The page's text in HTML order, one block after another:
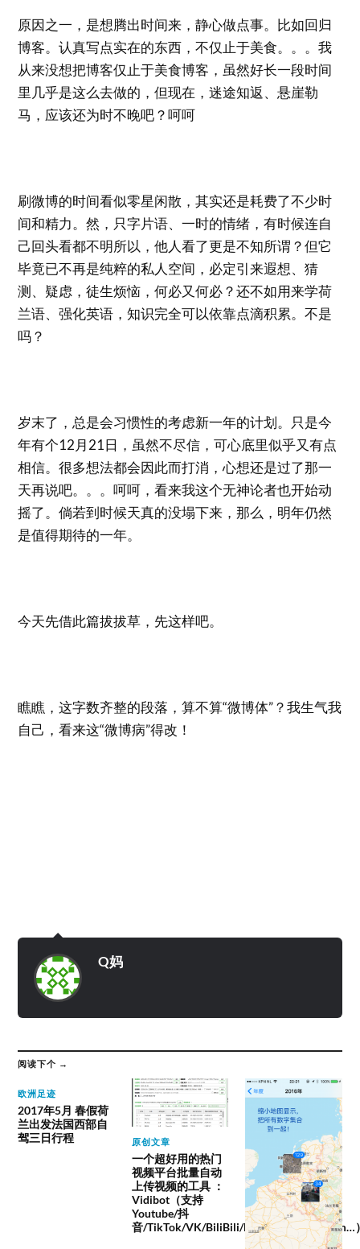
原因之一，是想腾出时间来，静心做点事。比如回归
博客。认真写点实在的东西，不仅止于美食。。。我
从来没想把博客仅止于美食博客，虽然好长一段时间
里几乎是这么去做的，但现在，迷途知返、悬崖勒
马，应该还为时不晚吧？呵呵
刷微博的时间看似零星闲散，其实还是耗费了不少时
间和精力。然，只字片语、一时的情绪，有时候连自
己回头看都不明所以，他人看了更是不知所谓？但它
毕竟已不再是纯粹的私人空间，必定引来遐想、猜
测、疑虑，徒生烦恼，何必又何必？还不如用来学荷
兰语、强化英语，知识完全可以依靠点滴积累。不是
吗？
岁末了，总是会习惯性的考虑新一年的计划。只是今
年有个12月21日，虽然不尽信，可心底里似乎又有点
相信。很多想法都会因此而打消，心想还是过了那一
天再说吧。。。呵呵，看来我这个无神论者也开始动
摇了。倘若到时候天真的没塌下来，那么，明年仍然
是值得期待的一年。
今天先借此篇拔拔草，先这样吧。
瞧瞧，这字数齐整的段落，算不算“微博体”？我生气我
自己，看来这“微博病”得改！
Q妈
阅读下个 →
欧洲足迹
2017年5月 春假荷
兰出发法国西部自
驾三日行程
原创文章
一个超好用的热门
视频平台批量自动
上传视频的工具 ：
Vidibot（支持
Youtube/抖
音/TikTok/VK/BiliBili/Facebook/instagram…